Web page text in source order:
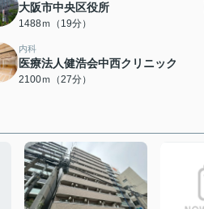
大阪市中央区役所
1488ｍ（19分）
内科
医療法人健浩会中西クリニック
2100ｍ（27分）